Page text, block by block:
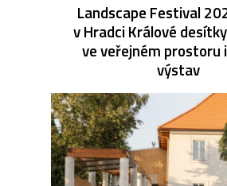
Landscape Festival
v Hradci Králové
ve veřejném prostoru
výstav